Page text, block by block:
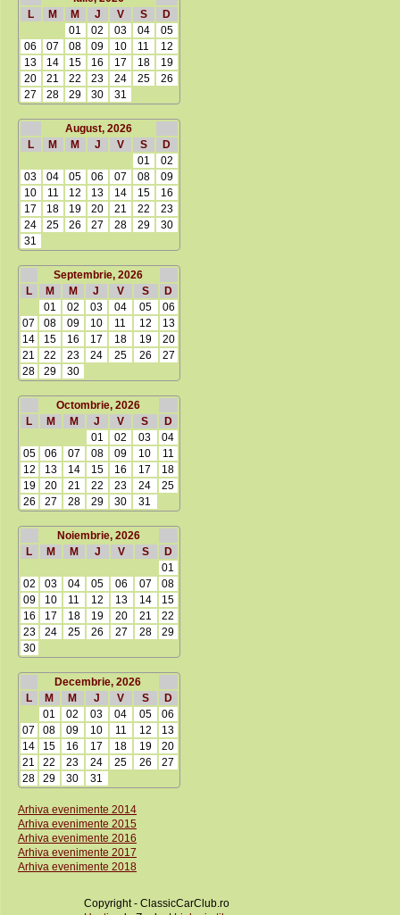
L
M M J V S
D
01
02 03 04
05
06
07 08 09 10 11
12
13
14 15 16 17 18
19
20
21 22 23 24 25
26
27
28 29 30 31
August, 2026
L
M M J V S
D
01
02
03
04 05 06 07 08
09
10
11 12 13 14 15
16
17
18 19 20 21 22
23
24
25 26 27 28 29
30
31
Septembrie, 2026
L
M M J V S
D
01
02 03 04 05
06
07
08 09 10 11 12
13
14
15 16 17 18 19
20
21
22 23 24 25 26
27
28
29 30
Octombrie, 2026
L
M M J V S
D
01
02 03
04
05
06 07 08 09 10
11
12
13 14 15 16 17
18
19
20 21 22 23 24
25
26
27 28 29 30 31
Noiembrie, 2026
L
M M J V S
D
01
02
03 04 05 06 07
08
09
10 11 12 13 14
15
16
17 18 19 20 21
22
23
24 25 26 27 28
29
30
Decembrie, 2026
L
M M J V S
D
01
02 03 04 05
06
07
08 09 10 11 12
13
14
15 16 17 18 19
20
21
22 23 24 25 26
27
28
29 30 31
Arhiva evenimente 2014
Arhiva evenimente 2015
Arhiva evenimente 2016
Arhiva evenimente 2017
Arhiva evenimente 2018
Copyright - ClassicCarClub.ro